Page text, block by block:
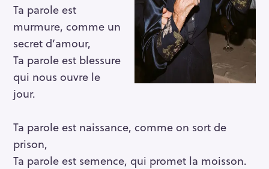
Ta parole est
murmure, comme un
secret d’amour,
Ta parole est blessure
qui nous ouvre le
jour.
Ta parole est naissance, comme on sort de
prison,
Ta parole est semence, qui promet la moisson.